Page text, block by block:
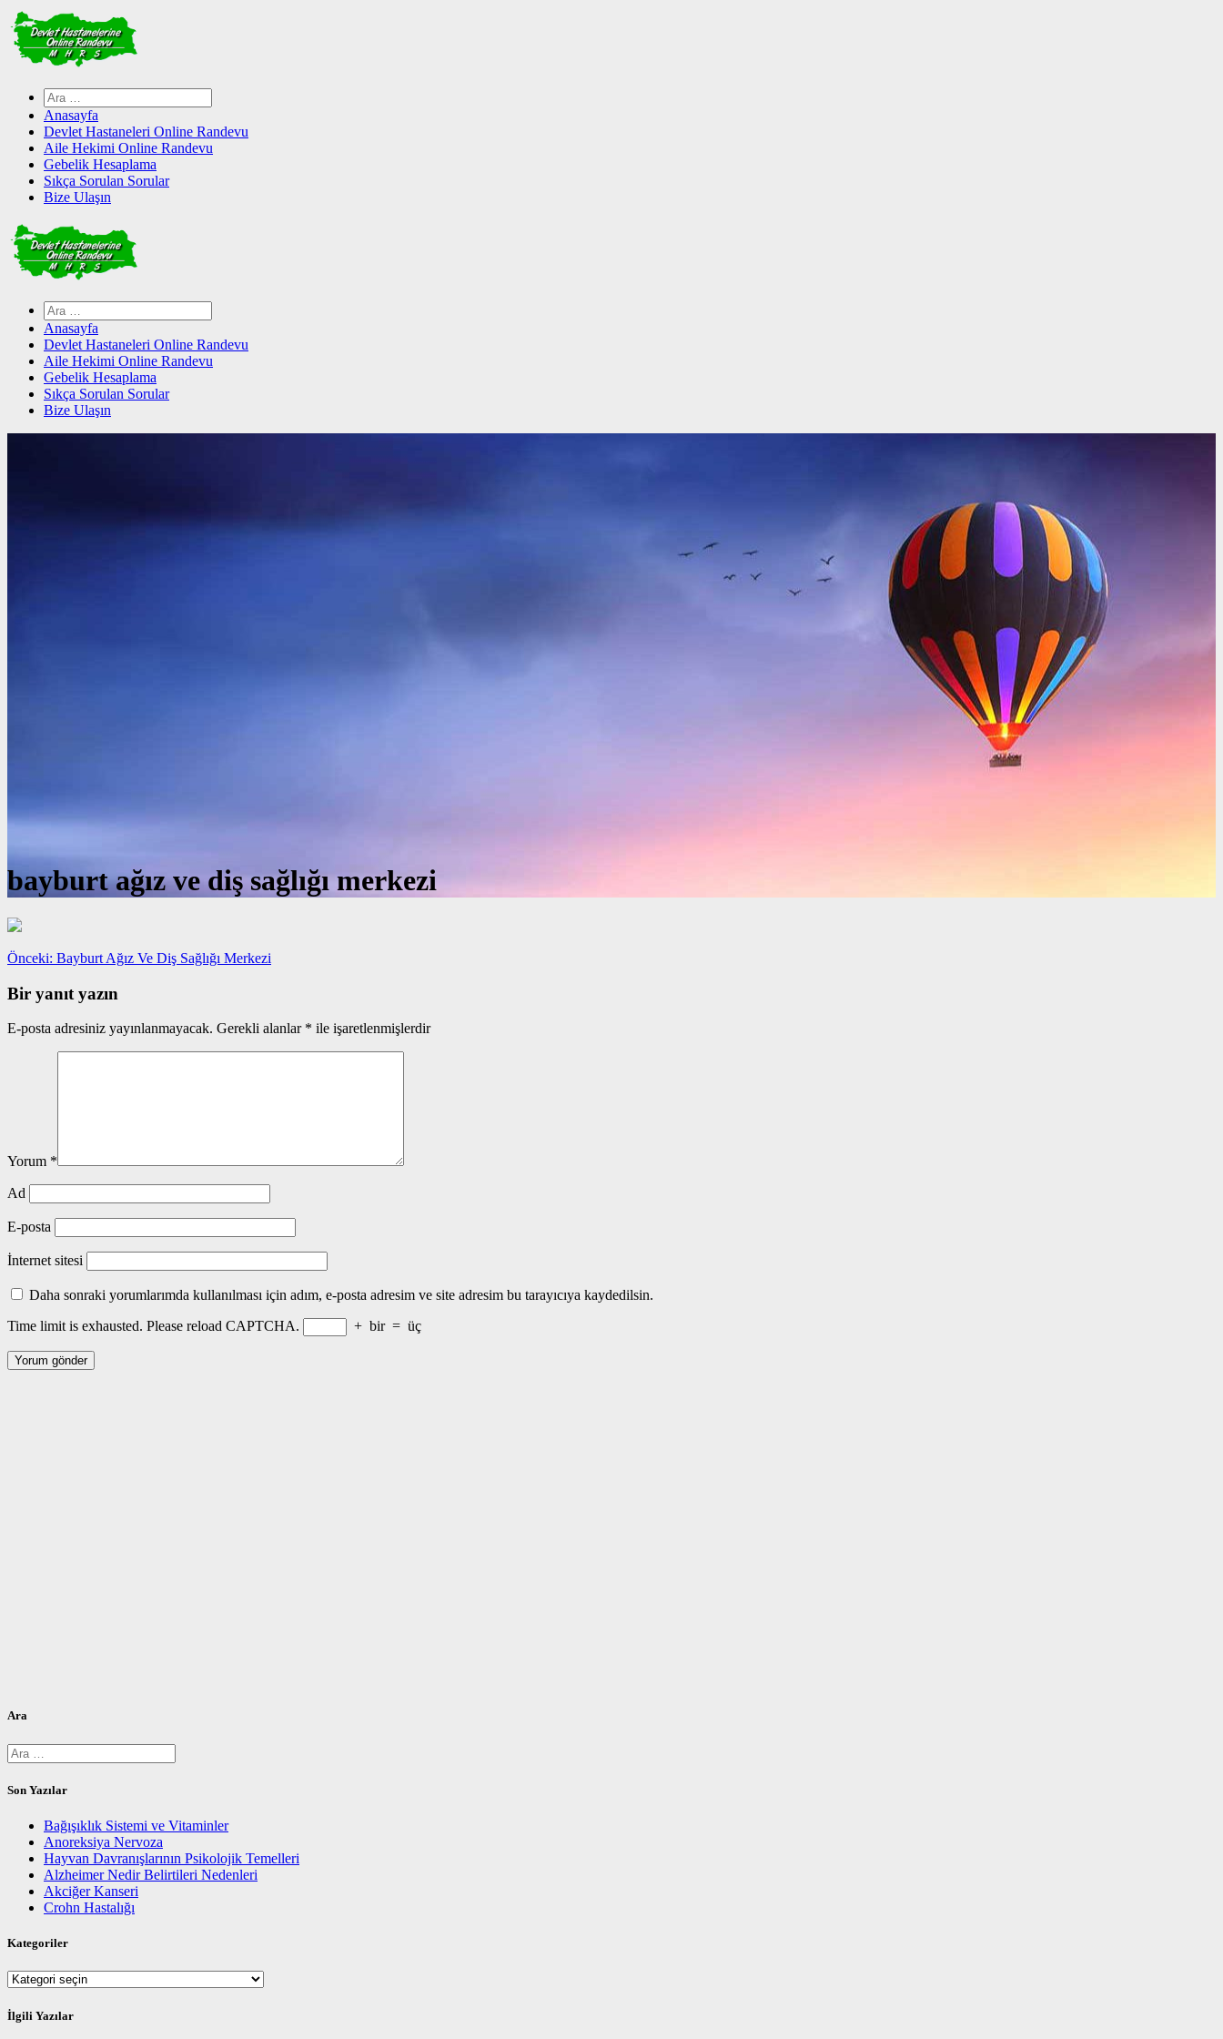
Skip
to
content
Arama:
Anasayfa
Devlet Hastaneleri Online Randevu
Aile Hekimi Online Randevu
Gebelik Hesaplama
Sıkça Sorulan Sorular
Bize Ulaşın
Arama:
Anasayfa
Devlet Hastaneleri Online Randevu
Aile Hekimi Online Randevu
Gebelik Hesaplama
Sıkça Sorulan Sorular
Bize Ulaşın
bayburt ağız ve diş sağlığı merkezi
Yazı
gezinmesi
Önceki: Önceki
Bayburt Ağız Ve Diş Sağlığı Merkezi
Bir yanıt yazın
E-posta adresiniz yayınlanmayacak. Gerekli alanlar * ile işaretlenmişlerdir
Yorum *
Ad
E-posta
İnternet sitesi
Daha sonraki yorumlarımda kullanılması için adım, e-posta adresim ve site adresim bu tarayıcıya kaydedilsin.
Time limit is exhausted. Please reload CAPTCHA.
+ bir = üç
Ara
Arama:
Son Yazılar
Bağışıklık Sistemi ve Vitaminler
Anoreksiya Nervoza
Hayvan Davranışlarının Psikolojik Temelleri
Alzheimer Nedir Belirtileri Nedenleri
Akciğer Kanseri
Crohn Hastalığı
Kategoriler
Kategoriler
İlgili Yazılar